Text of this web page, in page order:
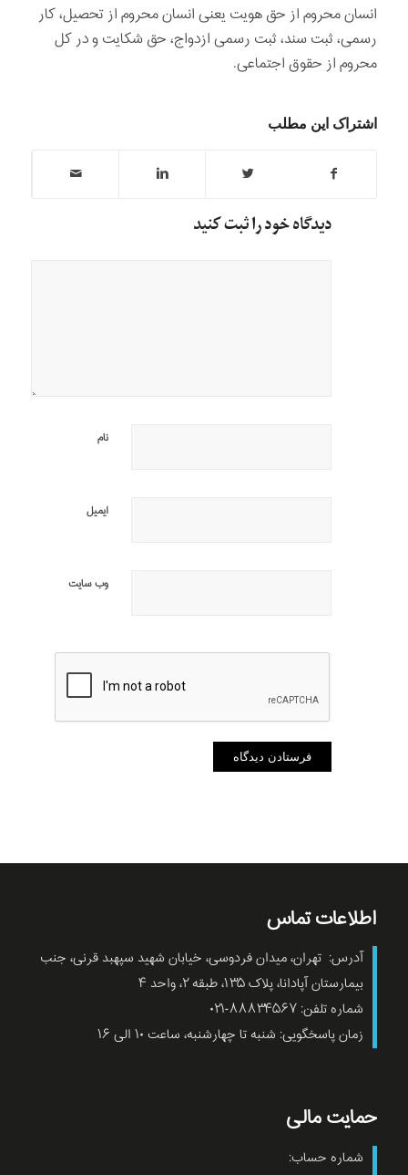
انسان محروم از حق هویت یعنی انسان محروم از تحصیل، کار
رسمی، ثبت سند، ثبت رسمی ازدواج، حق شکایت و در کل
محروم از حقوق اجتماعی.
اشتراک این مطلب
دیدگاه خود را ثبت کنید
نام
ایمیل
وب‌ سایت
اطلاعات تماس
آدرس: تهران، میدان فردوسی، خیابان شهید سپهبد قرنی، جنب
بیمارستان آپادانا، پلاک ۱۳۵، طبقه ۲، واحد ۴
شماره تلفن: ۸۸۸۳۴۵۶۷-۰۲۱
زمان پاسخگویی: شنبه تا چهارشنبه، ساعت ۱۰ الی ۱۶
حمایت مالی
شماره حساب: